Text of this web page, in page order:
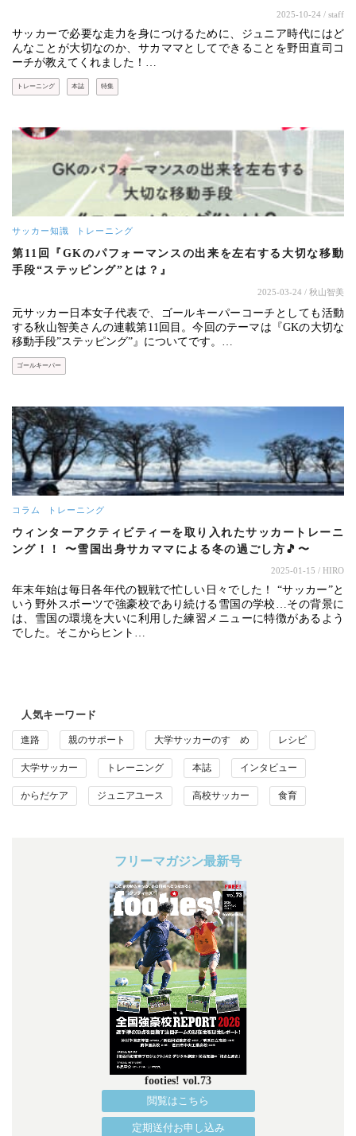
2025-10-24 / staff
サッカーで必要な走力を身につけるために、ジュニア時代にはど
んなことが大切なのか、サカママとしてできることを野田直司コ
ーチが教えてくれました！…
トレーニング 本誌 特集
サッカー知識 トレーニング
第11回『GKのパフォーマンスの出来を左右する大切な移動
手段“ステッピング”とは？』
2025-03-24 / 秋山智美
元サッカー日本女子代表で、ゴールキーパーコーチとしても活動
する秋山智美さんの連載第11回目。今回のテーマは『GKの大切な
移動手段”ステッピング”』についてです。…
ゴールキーパー
コラム トレーニング
ウィンターアクティビティーを取り入れたサッカートレーニ
ング！！ 〜雪国出身サカママによる冬の過ごし方🎵〜
2025-01-15 / HIRO
年末年始は毎日各年代の観戦で忙しい日々でした！ “サッカー”と
いう野外スポーツで強豪校であり続ける雪国の学校…その背景に
は、雪国の環境を大いに利用した練習メニューに特徴があるよう
でした。そこからヒント…
人気キーワード
進路 親のサポート 大学サッカーのすゝめ レシピ
大学サッカー トレーニング 本誌 インタビュー
からだケア ジュニアユース 高校サッカー 食育
フリーマガジン最新号
footies! vol.73
閲覧はこちら
定期送付お申し込み